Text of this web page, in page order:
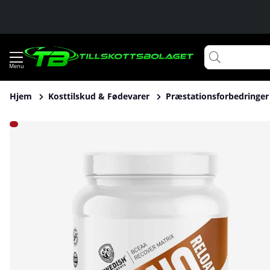
Hjem Kosttilskud & Fødevarer Præstationsforbedringer
Produktbilleder Swedish Supplements Amino Reload, 1 kg